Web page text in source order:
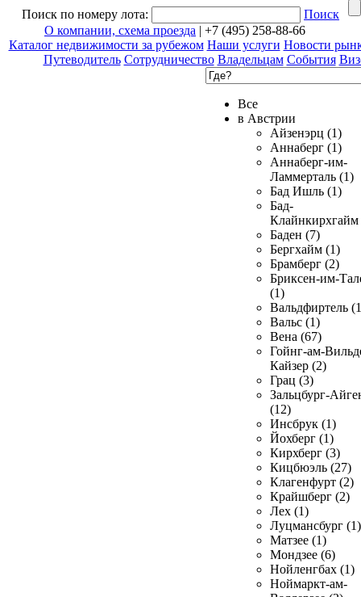
Поиск по номеру лота:
Поиск
О компании, схема проезда | +7 (495) 258-88-66
Каталог недвижимости за рубежом Наши услуги Новости
Путеводитель Сотрудничество Владельцам События
Все
в Австрии
Айзенэрц (1)
Аннаберг (1)
Аннаберг-им-
Ламмерталь (1)
Бад Ишль (1)
Бад-
Клайнкирхгайм
Баден (7)
Бергхайм (1)
Брамберг (2)
Бриксен-им-
(1)
Вальдфиртель
Вальс (1)
Вена (67)
Гойнг-ам-
Кайзер (2)
Грац (3)
Зальцбург-
(12)
Инсбрук (1)
Йохберг (1)
Кирхберг (3)
Кицбюэль (27)
Клагенфурт (2)
Крайшберг (2)
Лех (1)
Луцмансбург (1)
Матзее (1)
Мондзее (6)
Нойленгбах (1)
Ноймаркт-ам-